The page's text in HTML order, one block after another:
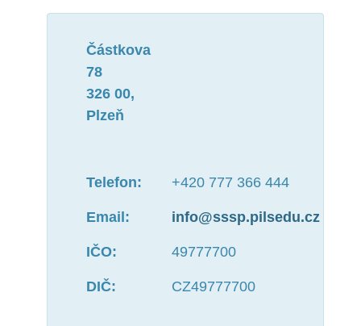
Částkova
78
326 00,
Plzeň
Telefon: +420 777 366 444
Email: info@sssp.pilsedu.cz
IČO: 49777700
DIČ: CZ49777700